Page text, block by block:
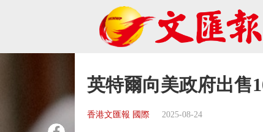
英特爾向美政府出售
香港文匯報 國際 2025-08-24